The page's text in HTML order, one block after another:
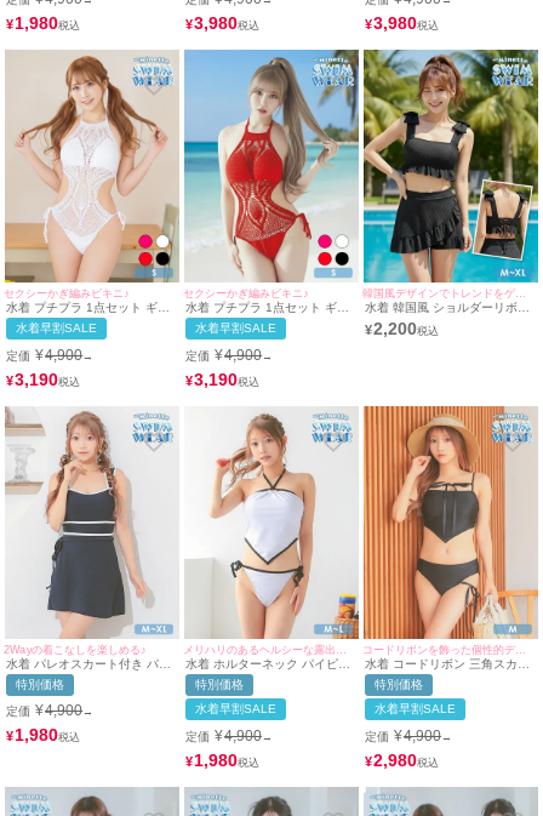
ーブル ベージュ ビキニ (Mサイ
ズ対応) | myMinette/マイミネ
ット
¥1,980 ¥3,980 ¥3,980
セクシーかぎ編みビキニ♪
水着 プチプラ 1点セット ギャ
ル ホルターネック オールイン
ワン 編み上げ メッシュ かぎ編
み 白 ビキニ (Sサイズ対応) |
myMinette/マイミネット
水着早割SALE
定価 ¥4,900→
¥3,190
セクシーかぎ編みビキニ♪
水着 プチプラ 1点セット ギャ
ル ホルターネック オールイン
ワン 編み上げ メッシュ セクシ
ー 赤 ビキニ (Sサイズ対応) |
myMinette/マイミネット
水着早割SALE
定価 ¥4,900→
¥3,190
韓国風デザインでトレンドをゲット♪
水着 韓国風 ショルダーリボン
ビスチェ ハイウエスト フリル
フレアスカート タンキニ 体型
¥2,200
2Wayの着こなしを楽しめる♪
水着 パレオスカート付き パイ
ピング ガーリー 2way モノキ
ニ ビキニ (ブラック/早河ルカ
着用)
特別価格
定価 ¥4,900→
¥1,980
水着 ホルターネック パイピン
グ 三角スカーフ ビスチェ 体型
カバー 韓国風 ギャル タンキニ
(ホワイト/早河ルカ)
特別価格
水着早割SALE
定価 ¥4,900→
¥1,980
コードリボンを飾った個性的ディティール♡
水着 コードリボン 三角スカー
フ ビスチェ 体型カバー ワンカ
ラー 韓国風 ギャル タンキニ
(ブラック/早河ルカ)
特別価格
水着早割SALE
定価 ¥4,900→
¥2,980